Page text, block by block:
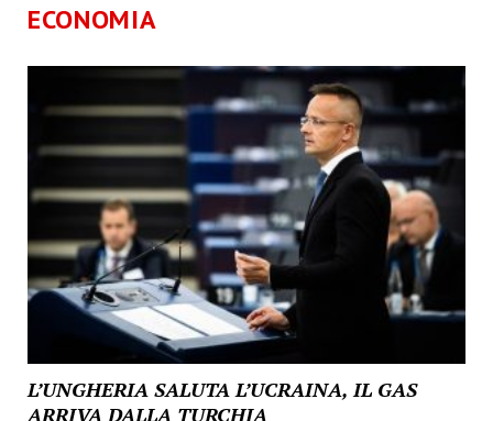
ECONOMIA
L’UNGHERIA SALUTA L’UCRAINA, IL GAS
ARRIVA DALLA TURCHIA